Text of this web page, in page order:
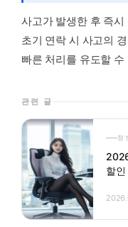
사고가 발생한 후 즉
초기 연락 시 사고의
빠른 처리를 유도할 수
관련 글
정
할